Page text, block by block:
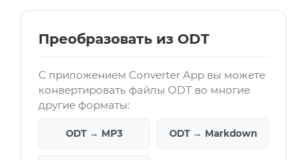
Преобразовать из ODT
С приложением Converter App вы можете
конвертировать файлы ODT во многие
другие форматы:
ODT → MP3 ODT → Markdown